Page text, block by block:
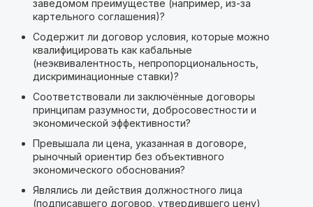
заведомом преимуществе (например, из-за
картельного соглашения)?
Содержит ли договор условия, которые можно
квалифицировать как кабальные
(неэквивалентность, непропорциональность,
дискриминационные ставки)?
Соответствовали ли заключённые договоры
принципам разумности, добросовестности и
экономической эффективности?
Превышала ли цена, указанная в договоре,
рыночный ориентир без объективного
экономического обоснования?
Являлись ли действия должностного лица
(подписавшего договор, утвердившего цену)